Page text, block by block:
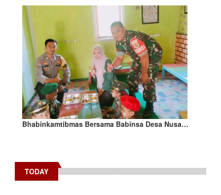
Bhabinkamtibmas Bersama Babinsa Desa Nusa…
TODAY